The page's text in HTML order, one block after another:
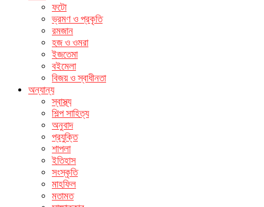
ফটো
ভ্রমণ ও প্রকৃতি
রমজান
হজ ও ওমরা
ইজতেমা
বইমেলা
বিজয় ও স্বাধীনতা
অন্যান্য
স্বাস্থ্য
শিল্প সাহিত্য
অনুবাদ
প্রযুক্তি
শাপলা
ইতিহাস
সংস্কৃতি
মাহফিল
মতামত